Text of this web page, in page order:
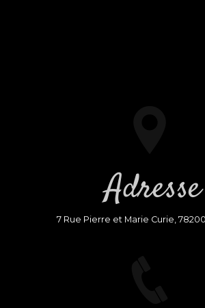
Adresse
7 Rue Pierre et Marie Curie,